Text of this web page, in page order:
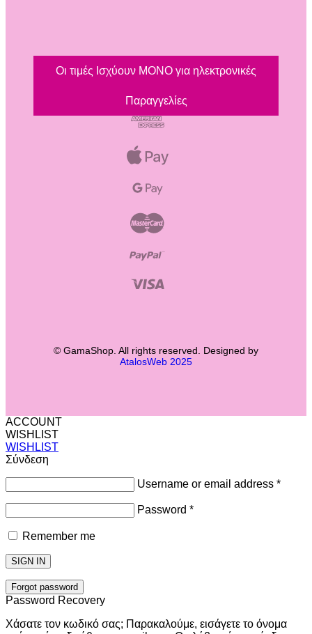
Οι τιμές Ισχύουν ΜΟΝΟ για ηλεκτρονικές
Παραγγελίες
© GamaShop. All rights reserved. Designed by
AtalosWeb 2025
ACCOUNT
WISHLIST
WISHLIST
Σύνδεση
Username or email address *
Password *
Remember me
SIGN IN
Forgot password
Password Recovery
Χάσατε τον κωδικό σας; Παρακαλούμε, εισάγετε το όνομα